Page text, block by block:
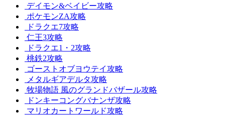
デイモン&ベイビー攻略
ポケモンZA攻略
ドラクエ7攻略
仁王3攻略
ドラクエ1・2攻略
桃鉄2攻略
ゴーストオブヨウテイ攻略
メタルギアデルタ攻略
牧場物語 風のグランドバザール攻略
ドンキーコングバナンザ攻略
マリオカートワールド攻略